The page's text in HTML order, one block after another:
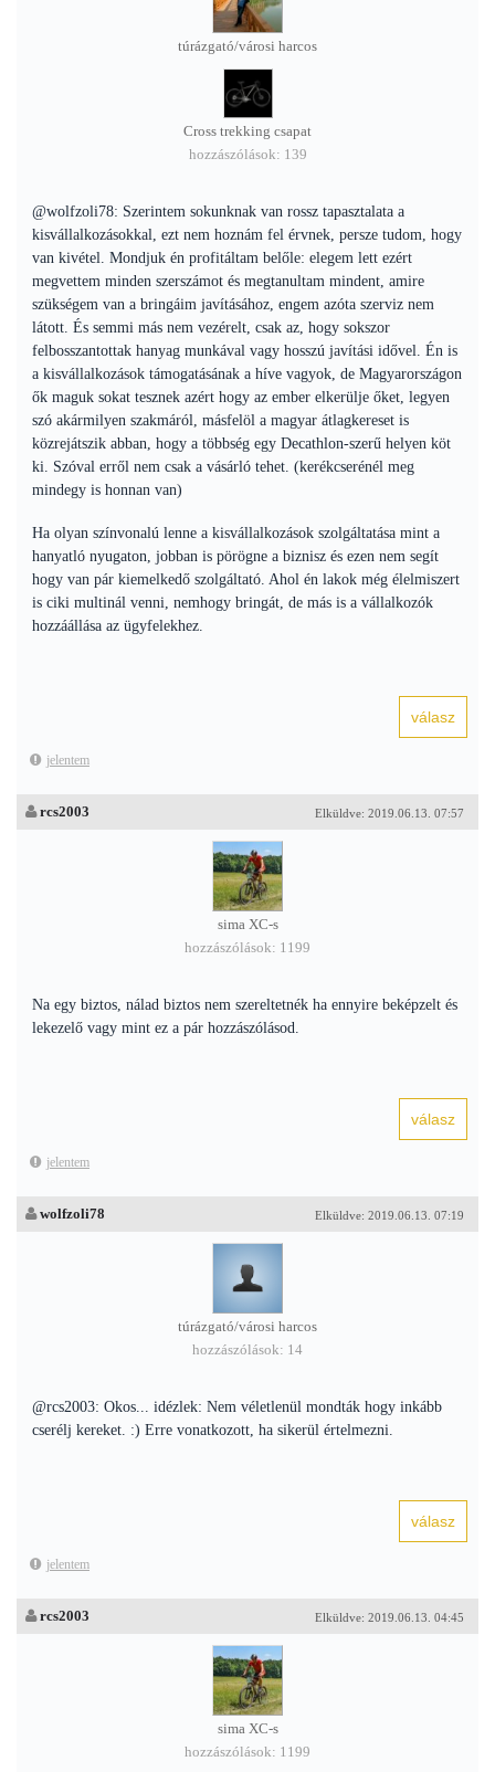
túrázgató/városi harcos
Cross trekking csapat
hozzászólások: 139
@wolfzoli78: Szerintem sokunknak van rossz tapasztalata a
kisvállalkozásokkal, ezt nem hoznám fel érvnek, persze tudom, hogy
van kivétel. Mondjuk én profitáltam belőle: elegem lett ezért
megvettem minden szerszámot és megtanultam mindent, amire
szükségem van a bringáim javításához, engem azóta szerviz nem
látott. És semmi más nem vezérelt, csak az, hogy sokszor
felbosszantottak hanyag munkával vagy hosszú javítási idővel. Én is
a kisvállalkozások támogatásának a híve vagyok, de Magyarországon
ők maguk sokat tesznek azért hogy az ember elkerülje őket, legyen
szó akármilyen szakmáról, másfelöl a magyar átlagkereset is
közrejátszik abban, hogy a többség egy Decathlon-szerű helyen köt
ki. Szóval erről nem csak a vásárló tehet. (kerékcserénél meg
mindegy is honnan van)
Ha olyan színvonalú lenne a kisvállalkozások szolgáltatása mint a
hanyatló nyugaton, jobban is pörögne a biznisz és ezen nem segít
hogy van pár kiemelkedő szolgáltató. Ahol én lakok még élelmiszert
is ciki multinál venni, nemhogy bringát, de más is a vállalkozók
hozzáállása az ügyfelekhez.
jelentem
Elküldve: 2019.06.13. 07:57
rcs2003
sima XC-s
hozzászólások: 1199
Na egy biztos, nálad biztos nem szereltetnék ha ennyire beképzelt és
lekezelő vagy mint ez a pár hozzászólásod.
jelentem
Elküldve: 2019.06.13. 07:19
wolfzoli78
túrázgató/városi harcos
hozzászólások: 14
@rcs2003: Okos... idézlek: Nem véletlenül mondták hogy inkább
cserélj kereket. :) Erre vonatkozott, ha sikerül értelmezni.
jelentem
Elküldve: 2019.06.13. 04:45
rcs2003
sima XC-s
hozzászólások: 1199